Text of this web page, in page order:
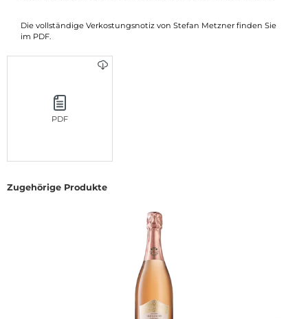
Die vollständige Verkostungsnotiz von Stefan Metzner finden Sie
im PDF.
PDF
Produktgalerie überspringen
Zugehörige Produkte